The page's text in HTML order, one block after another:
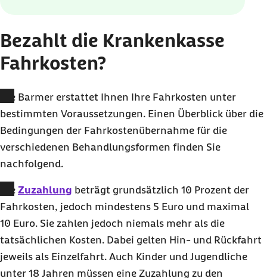
Bezahlt die Krankenkasse
Fahrkosten?
Die Barmer erstattet Ihnen Ihre Fahrkosten unter
bestimmten Voraussetzungen. Einen Überblick über die
Bedingungen der Fahrkostenübernahme für die
verschiedenen Behandlungsformen finden Sie
nachfolgend.
Die Zuzahlung beträgt grundsätzlich 10 Prozent der
Fahrkosten, jedoch mindestens 5 Euro und maximal
10 Euro. Sie zahlen jedoch niemals mehr als die
tatsächlichen Kosten. Dabei gelten Hin- und Rückfahrt
jeweils als Einzelfahrt. Auch Kinder und Jugendliche
unter 18 Jahren müssen eine Zuzahlung zu den